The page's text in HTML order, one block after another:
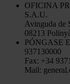
OFICINA
S.A.U.
Avinguda de
08213
PÓNGASE
937130000
Fax: +34
Mail: